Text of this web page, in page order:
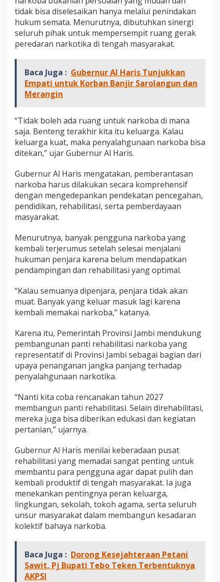
a
m
b
i
tidak bisa diselesaikan hanya melalui penindakan
hukum semata. Menurutnya, dibutuhkan sinergi
seluruh pihak untuk mempersempit ruang gerak
peredaran narkotika di tengah masyarakat.
Baca Juga : Gubernur Al Haris Tunjukkan
Empati untuk Korban Banjir Sarolangun dan
Merangin
“Tidak boleh ada ruang untuk narkoba di mana
saja. Benteng terakhir kita itu keluarga. Kalau
keluarga kuat, maka penyalahgunaan narkoba bisa
ditekan,” ujar Gubernur Al Haris.
Gubernur Al Haris mengatakan, pemberantasan
narkoba harus dilakukan secara komprehensif
dengan mengedepankan pendekatan pencegahan,
pendidikan, rehabilitasi, serta pemberdayaan
masyarakat.
Menurutnya, banyak pengguna narkoba yang
kembali terjerumus setelah selesai menjalani
hukuman penjara karena belum mendapatkan
pendampingan dan rehabilitasi yang optimal.
“Kalau semuanya dipenjara, penjara tidak akan
muat. Banyak yang keluar masuk lagi karena
kembali memakai narkoba,” katanya.
Karena itu, Pemerintah Provinsi Jambi mendukung
pembangunan panti rehabilitasi narkoba yang
representatif di Provinsi Jambi sebagai bagian dari
upaya penanganan jangka panjang terhadap
penyalahgunaan narkotika.
“Nanti kita coba rencanakan tahun 2027
membangun panti rehabilitasi. Selain direhabilitasi,
mereka juga bisa diberikan edukasi dan kegiatan
pertanian,” ujarnya.
Gubernur Al Haris menilai keberadaan pusat
rehabilitasi yang memadai sangat penting untuk
membantu para pengguna agar dapat pulih dan
kembali produktif di tengah masyarakat. Ia juga
menekankan pentingnya peran keluarga,
lingkungan, sekolah, tokoh agama, serta seluruh
unsur masyarakat dalam membangun kesadaran
kolektif bahaya narkoba.
Baca Juga : Dorong Kesejahteraan Petani
Sawit, Pj Bupati Tebo Teken Terbentuknya
AKPSI